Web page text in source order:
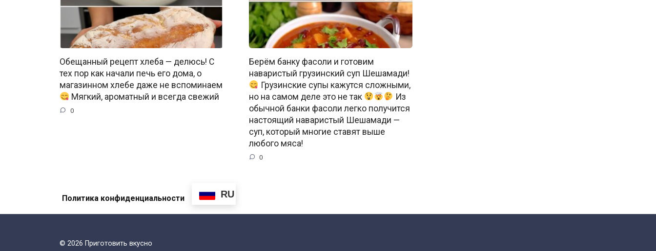
Обещанный рецепт хлеба — делюсь! С
тех пор как начали печь его дома, о
магазинном хлебе даже не вспоминаем
Мягкий, ароматный и всегда свежий
0
Берём банку фасоли и готовим
наваристый грузинский суп Шешамади!
Грузинские супы кажутся сложными,
но на самом деле это не так
Из
обычной банки фасоли легко получится
настоящий наваристый Шешамади —
суп, который многие ставят выше
любого мяса!
0
Политика конфиденциальности RU
© 2026 Приготовить вкусно